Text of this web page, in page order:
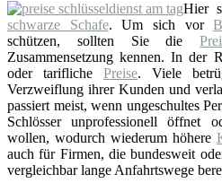
Hier
schwarze Schafe. Um sich vor
schützen, sollten Sie die
Zusammensetzung kennen. In der
oder tarifliche Preise. Viele
Verzweiflung ihrer Kunden und
passiert meist, wenn ungeschultes
Schlösser unprofessionell öffnet
wollen, wodurch wiederum höhere
auch für Firmen, die bundesweit
vergleichbar lange Anfahrtswege